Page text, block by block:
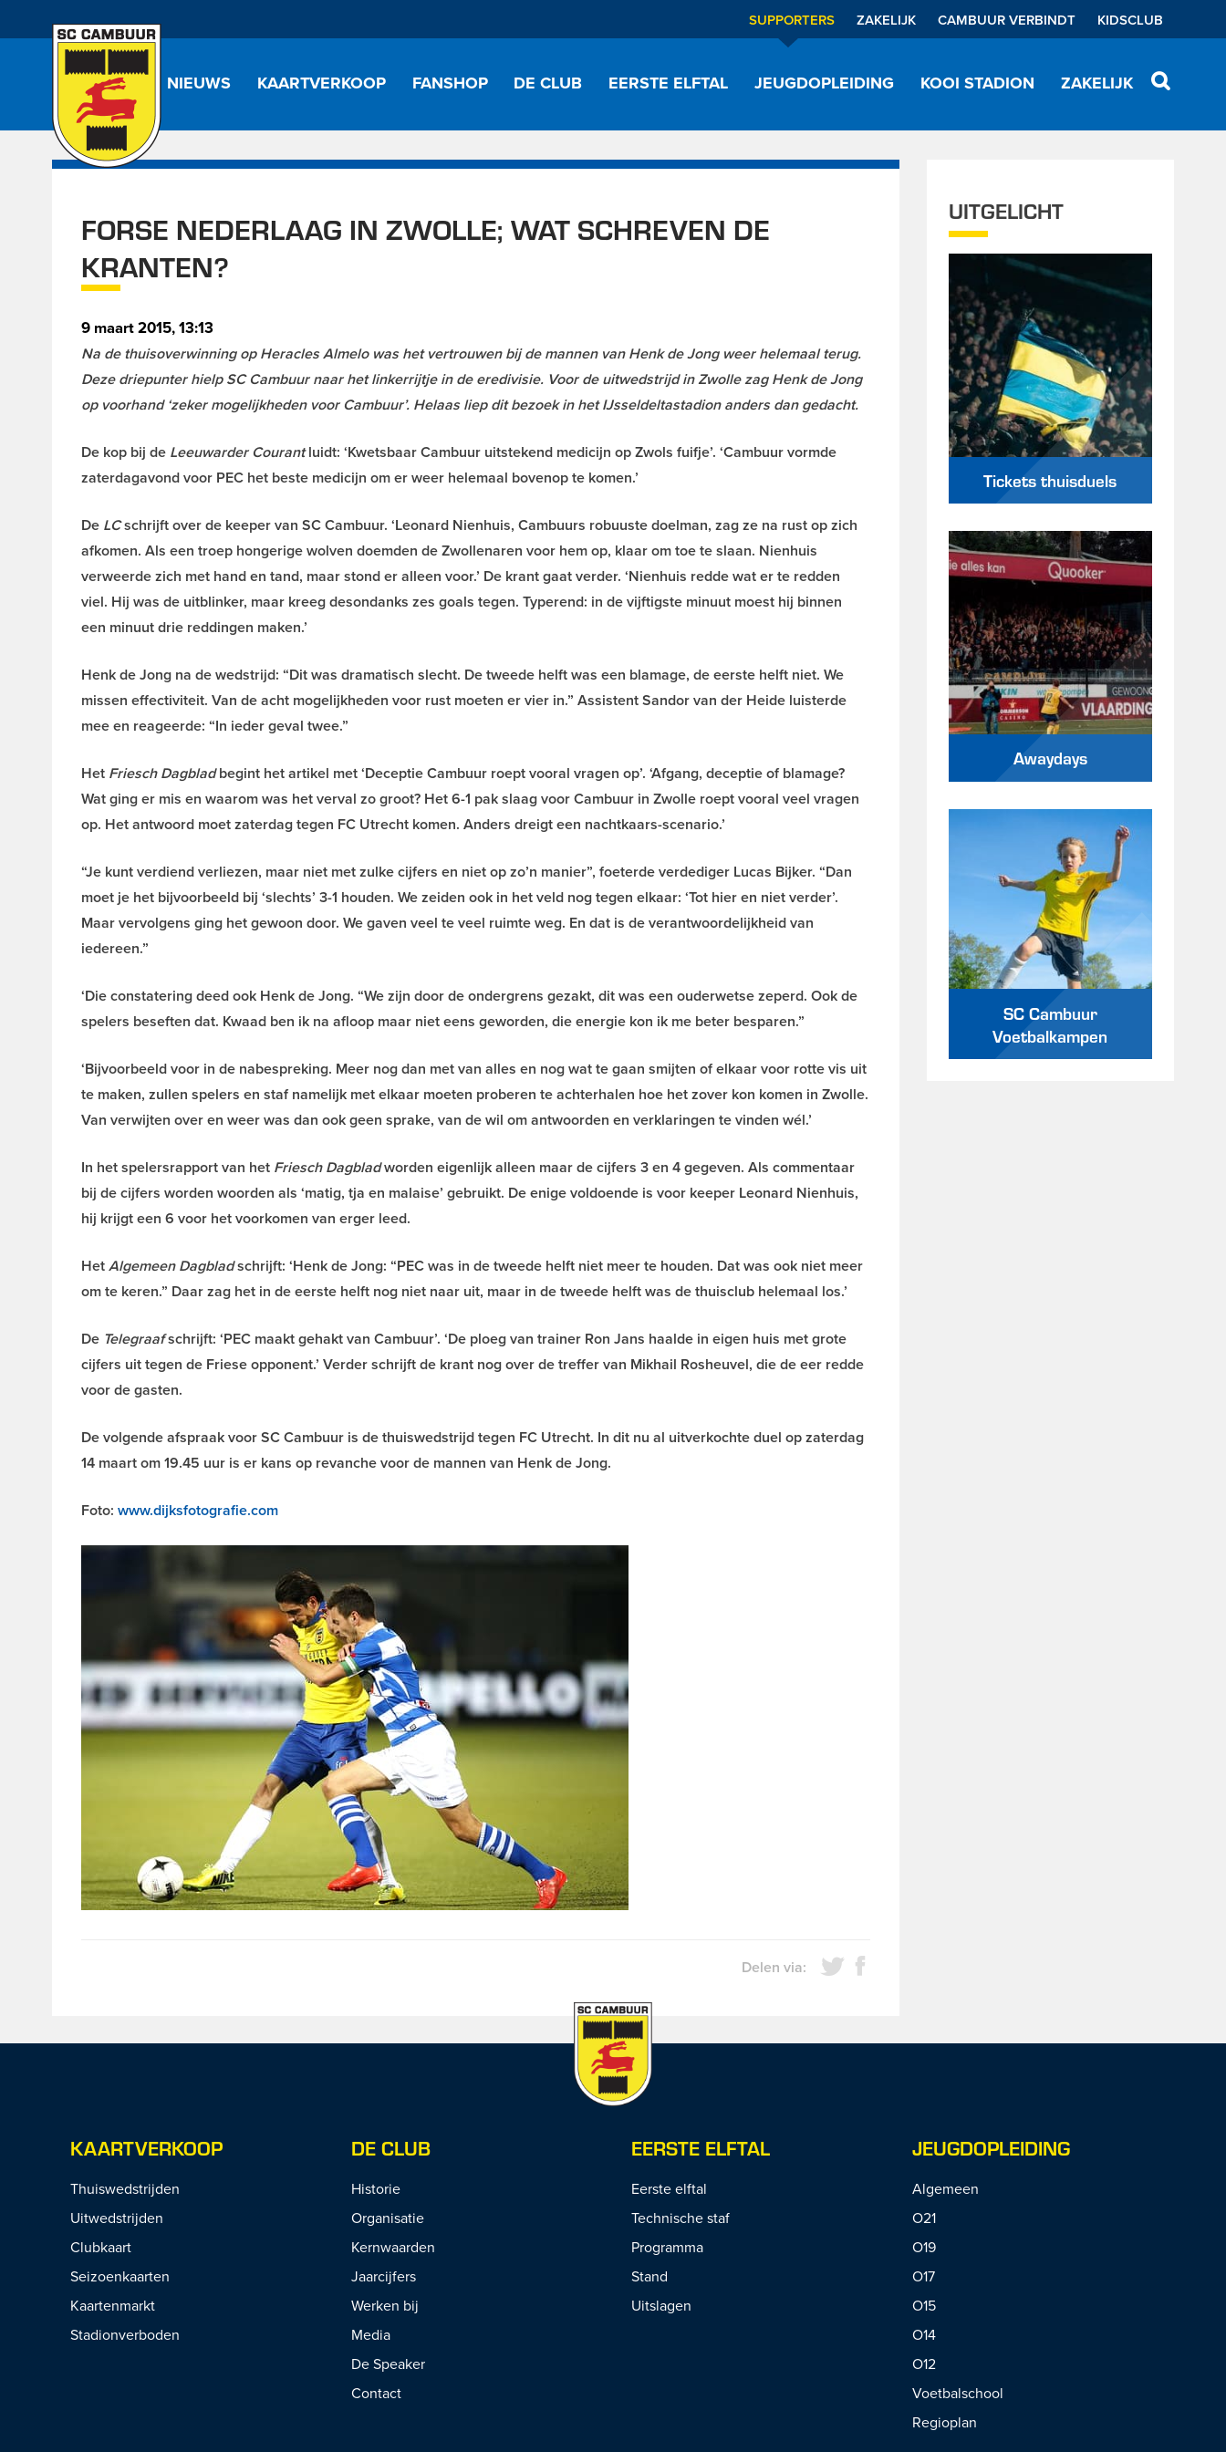
SUPPORTERS ZAKELIJK CAMBUUR VERBINDT KIDSCLUB
NIEUWS KAARTVERKOOP FANSHOP DE CLUB EERSTE ELFTAL JEUGDOPLEIDING KOOI STADION ZAKELIJK
FORSE NEDERLAAG IN ZWOLLE; WAT SCHREVEN DE
KRANTEN?
9 maart 2015, 13:13
Na de thuisoverwinning op Heracles Almelo was het vertrouwen bij de mannen van Henk de Jong weer helemaal terug.
Deze driepunter hielp SC Cambuur naar het linkerrijtje in de eredivisie. Voor de uitwedstrijd in Zwolle zag Henk de Jong
op voorhand ‘zeker mogelijkheden voor Cambuur’. Helaas liep dit bezoek in het IJsseldeltastadion anders dan gedacht.
De kop bij de Leeuwarder Courantluidt: ‘Kwetsbaar Cambuur uitstekend medicijn op Zwols fuifje’. ‘Cambuur vormde
zaterdagavond voor PEC het beste medicijn om er weer helemaal bovenop te komen.’
De LCschrijft over de keeper van SC Cambuur. ‘Leonard Nienhuis, Cambuurs robuuste doelman, zag ze na rust op zich
afkomen. Als een troep hongerige wolven doemden de Zwollenaren voor hem op, klaar om toe te slaan. Nienhuis
verweerde zich met hand en tand, maar stond er alleen voor.’ De krant gaat verder. ‘Nienhuis redde wat er te redden
viel. Hij was de uitblinker, maar kreeg desondanks zes goals tegen. Typerend: in de vijftigste minuut moest hij binnen
een minuut drie reddingen maken.’
Henk de Jong na de wedstrijd: “Dit was dramatisch slecht. De tweede helft was een blamage, de eerste helft niet. We
missen effectiviteit. Van de acht mogelijkheden voor rust moeten er vier in.” Assistent Sandor van der Heide luisterde
mee en reageerde: “In ieder geval twee.”
Het Friesch Dagbladbegint het artikel met ‘Deceptie Cambuur roept vooral vragen op’. ‘Afgang, deceptie of blamage?
Wat ging er mis en waarom was het verval zo groot? Het 6-1 pak slaag voor Cambuur in Zwolle roept vooral veel vragen
op. Het antwoord moet zaterdag tegen FC Utrecht komen. Anders dreigt een nachtkaars-scenario.’
“Je kunt verdiend verliezen, maar niet met zulke cijfers en niet op zo’n manier”, foeterde verdediger Lucas Bijker. “Dan
moet je het bijvoorbeeld bij ‘slechts’ 3-1 houden. We zeiden ook in het veld nog tegen elkaar: ‘Tot hier en niet verder’.
Maar vervolgens ging het gewoon door. We gaven veel te veel ruimte weg. En dat is de verantwoordelijkheid van
iedereen.”
‘Die constatering deed ook Henk de Jong. “We zijn door de ondergrens gezakt, dit was een ouderwetse zeperd. Ook de
spelers beseften dat. Kwaad ben ik na afloop maar niet eens geworden, die energie kon ik me beter besparen.”
‘Bijvoorbeeld voor in de nabespreking. Meer nog dan met van alles en nog wat te gaan smijten of elkaar voor rotte vis uit
te maken, zullen spelers en staf namelijk met elkaar moeten proberen te achterhalen hoe het zover kon komen in Zwolle.
Van verwijten over en weer was dan ook geen sprake, van de wil om antwoorden en verklaringen te vinden wél.’
In het spelersrapport van het Friesch Dagbladworden eigenlijk alleen maar de cijfers 3 en 4 gegeven. Als commentaar
bij de cijfers worden woorden als ‘matig, tja en malaise’ gebruikt. De enige voldoende is voor keeper Leonard Nienhuis,
hij krijgt een 6 voor het voorkomen van erger leed.
HetAlgemeen Dagbladschrijft: ‘Henk de Jong: “PEC was in de tweede helft niet meer te houden. Dat was ook niet meer
om te keren.” Daar zag het in de eerste helft nog niet naar uit, maar in de tweede helft was de thuisclub helemaal los.’
De Telegraafschrijft: ‘PEC maakt gehakt van Cambuur’. ‘De ploeg van trainer Ron Jans haalde in eigen huis met grote
cijfers uit tegen de Friese opponent.’ Verder schrijft de krant nog over de treffer van Mikhail Rosheuvel, die de eer redde
voor de gasten.
De volgende afspraak voor SC Cambuur is de thuiswedstrijd tegen FC Utrecht. In dit nu al uitverkochte duel op zaterdag
14 maart om 19.45 uur is er kans op revanche voor de mannen van Henk de Jong.
Foto: www.dijksfotografie.com
Delen via:
UITGELICHT
Tickets thuisduels
Awaydays
SC Cambuur
Voetbalkampen
KAARTVERKOOP
Thuiswedstrijden
Uitwedstrijden
Clubkaart
Seizoenkaarten
Kaartenmarkt
Stadionverboden
DE CLUB
Historie
Organisatie
Kernwaarden
Jaarcijfers
Werken bij
Media
De Speaker
Contact
EERSTE ELFTAL
Eerste elftal
Technische staf
Programma
Stand
Uitslagen
JEUGDOPLEIDING
Algemeen
O21
O19
O17
O15
O14
O12
Voetbalschool
Regioplan